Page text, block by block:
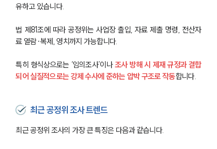
유하고 있습니다.
법 제81조에 따라 공정위는 사업장 출입, 자료 제출 명령, 전산자
료 열람·복제, 영치까지 가능합니다.
특히 형식상으로는 ‘임의조사’이나 조사 방해 시 제재 규정과 결합
되어 실질적으로는 강제 수사에 준하는 압박 구조로 작동합니다.
최근 공정위 조사 트렌드
최근 공정위 조사의 가장 큰 특징은 다음과 같습니다.